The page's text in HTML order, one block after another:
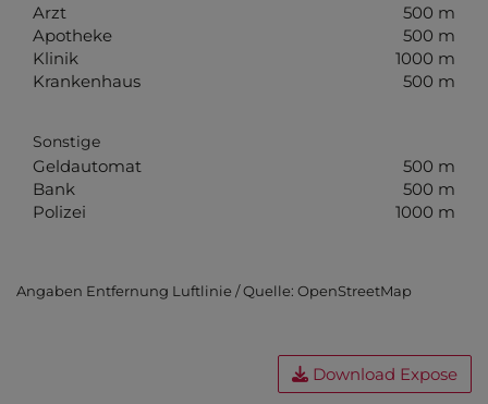
Arzt
500 m
Apotheke
500 m
Klinik
1000 m
Krankenhaus
500 m
Sonstige
Geldautomat
500 m
Bank
500 m
Polizei
1000 m
Angaben Entfernung Luftlinie / Quelle: OpenStreetMap
Download Expose